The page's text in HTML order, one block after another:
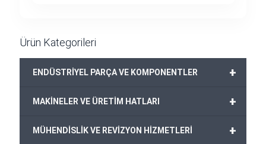
Ürün Kategorileri
+
ENDÜSTRİYEL PARÇA VE KOMPONENTLER
+
MAKİNELER VE ÜRETİM HATLARI
+
MÜHENDİSLİK VE REVİZYON HİZMETLERİ